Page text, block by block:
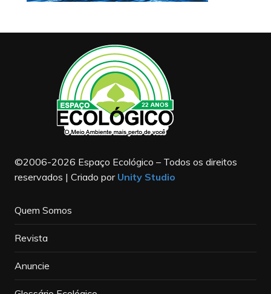
©2006-2026 Espaço Ecológico – Todos os direitos
reservados | Criado por Unity Studio
Quem Somos
Revista
Anuncie